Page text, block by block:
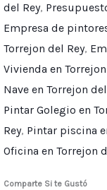
del Rey,
Empresa de
Torrejon del Rey,
Vivienda en
Nave en Torrejon
Pintar Golegio en
Rey, Pintar piscina
Oficina en Torrejon
Comparte Si te Gustó